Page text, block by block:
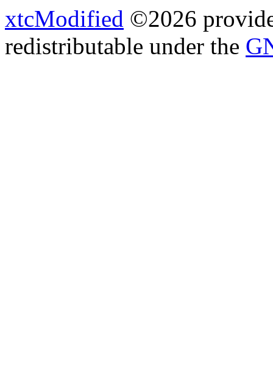
xtcModified ©2026
redistributable under the